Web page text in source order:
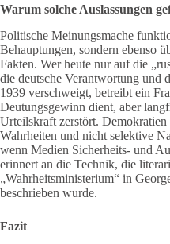
Warum solche Auslassungen
Politische Meinungsmache
Behauptungen, sondern ebenso
Fakten. Wer heute nur auf die
die deutsche Verantwortung und
1939 verschweigt, betreibt ein
Deutungsgewinn dient, aber
Urteilskraft zerstört.
Wahrheiten und nicht selektive
wenn Medien Sicherheits- und
erinnert an die Technik, die
„Wahrheitsministerium“ in
beschrieben wurde.
Fazit